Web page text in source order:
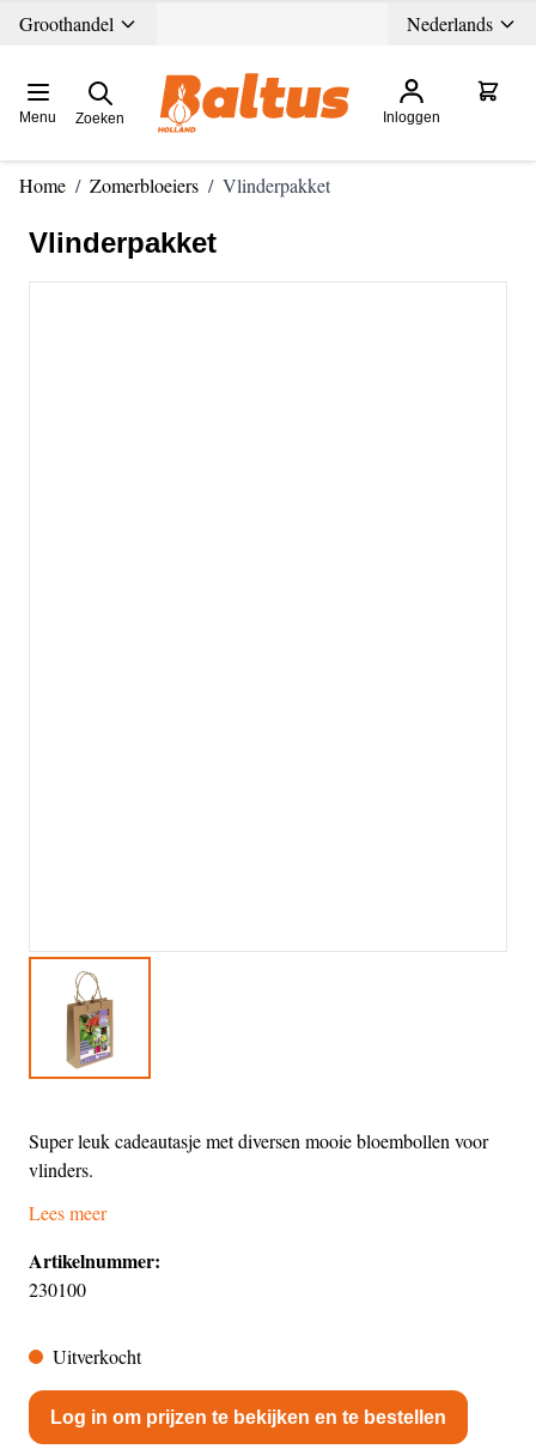
Ga direct door naar de inhoud
Groothandel Nederlands
Menu Zoeken Inloggen
Home / Zomerbloeiers / Vlinderpakket
Vlinderpakket
Super leuk cadeautasje met diversen mooie bloembollen voor
vlinders.
Lees meer
Artikelnummer:
230100
Uitverkocht
Log in om prijzen te bekijken en te bestellen